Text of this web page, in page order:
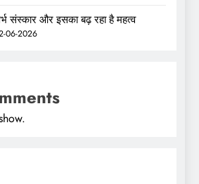
संस्कार और इसका बढ़ रहा है महत्व
06-2026